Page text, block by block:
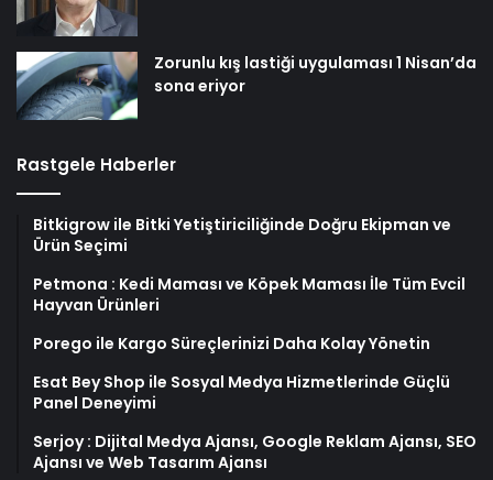
Zorunlu kış lastiği uygulaması 1 Nisan’da
sona eriyor
Rastgele Haberler
Bitkigrow ile Bitki Yetiştiriciliğinde Doğru Ekipman ve
Ürün Seçimi
Petmona : Kedi Maması ve Köpek Maması İle Tüm Evcil
Hayvan Ürünleri
Porego ile Kargo Süreçlerinizi Daha Kolay Yönetin
Esat Bey Shop ile Sosyal Medya Hizmetlerinde Güçlü
Panel Deneyimi
Serjoy : Dijital Medya Ajansı, Google Reklam Ajansı, SEO
Ajansı ve Web Tasarım Ajansı